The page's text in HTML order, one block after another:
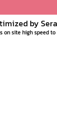
by
on site high speed